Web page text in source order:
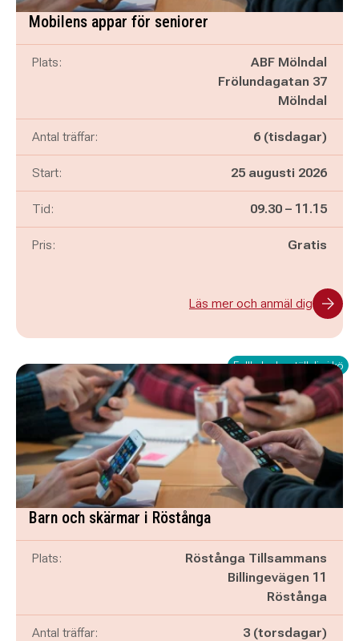
Mobilens appar för seniorer
Plats:
ABF Mölndal
Frölundagatan 37
Mölndal
Antal träffar: 6 (tisdagar)
Start: 25 augusti 2026
Tid: Pågår mellan
09.30 – och
11.15
Pris: Gratis
Läs mer och anmäl dig
Fullbokad – ställ dig i kö
Barn och skärmar i Röstånga
Plats:
Röstånga Tillsammans
Billingevägen 11
Röstånga
Antal träffar: 3 (torsdagar)